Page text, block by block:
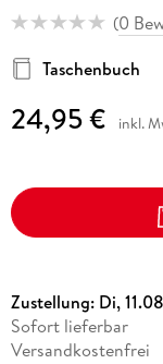
(0
Taschenbuch
24,95 € inkl.
Zustellung: Di,
Sofort lieferbar
Versandkostenfrei